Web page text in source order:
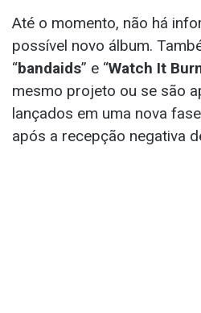
Até o momento, não há
possível novo álbum.
“bandaids” e “Watch It
mesmo projeto ou se são
lançados em uma nova
após a recepção negativa